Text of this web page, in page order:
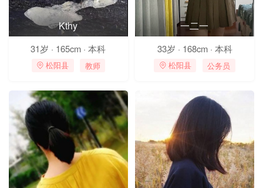
Kthy
31岁 · 165cm · 本科
 松阳县 教师
一二一
33岁 · 168cm · 本科
 松阳县 公务员